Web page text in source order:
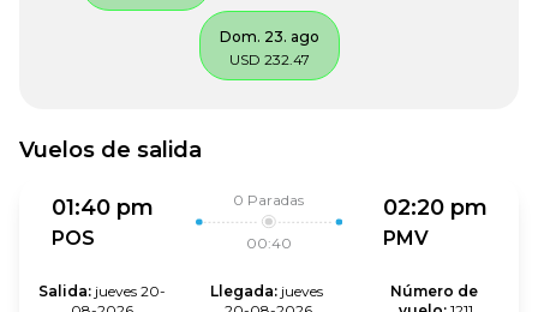
Dom. 23. ago
USD 232.47
Vuelos de salida
01:40 pm
POS
0 Paradas
00:40
02:20 pm
PMV
Salida: jueves 20-
Llegada: jueves
Número de